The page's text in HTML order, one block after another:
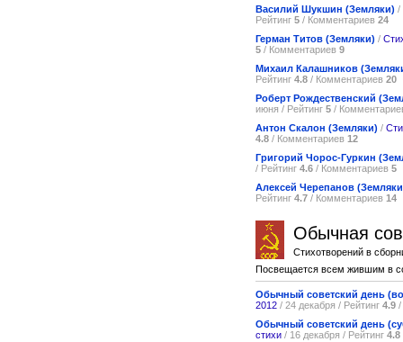
Василий Шукшин (Земляки) /
Рейтинг 5 / Комментариев 24
Герман Титов (Земляки) /
5 / Комментариев 9
Михаил Калашников
Рейтинг 4.8 / Комментариев 20
Роберт Рождественский
июня / Рейтинг 5 /
Антон Скалон (Земляки) /
4.8 / Комментариев 12
Григорий Чорос-Гуркин
/ Рейтинг 4.6 / Комментариев 5
Алексей Черепанов
Рейтинг 4.7 / Комментариев 14
Обычная
Стихотворений в
Посвещается всем жившим в
Обычный советский день
2012 / 24 декабря / Рейтинг 4.9 /
Обычный советский день
стихи / 16 декабря / Рейтинг 4.8